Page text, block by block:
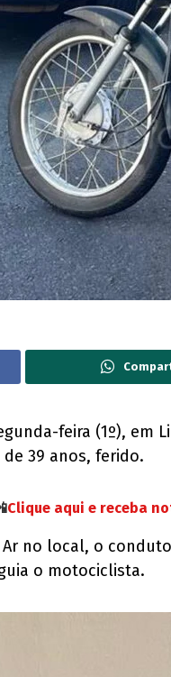
feira (1º), em
39 anos, ferido.
Clique aqui e receba
no local, o
o motociclista.